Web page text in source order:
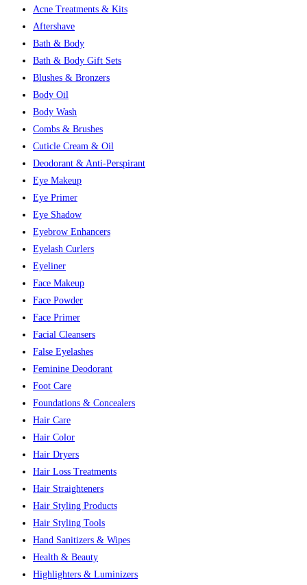
Acne Treatments & Kits
Aftershave
Bath & Body
Bath & Body Gift Sets
Blushes & Bronzers
Body Oil
Body Wash
Combs & Brushes
Cuticle Cream & Oil
Deodorant & Anti-Perspirant
Eye Makeup
Eye Primer
Eye Shadow
Eyebrow Enhancers
Eyelash Curlers
Eyeliner
Face Makeup
Face Powder
Face Primer
Facial Cleansers
False Eyelashes
Feminine Deodorant
Foot Care
Foundations & Concealers
Hair Care
Hair Color
Hair Dryers
Hair Loss Treatments
Hair Straighteners
Hair Styling Products
Hair Styling Tools
Hand Sanitizers & Wipes
Health & Beauty
Highlighters & Luminizers